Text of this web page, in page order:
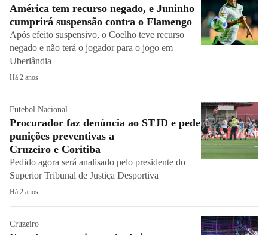
América tem recurso negado, e Juninho
cumprirá suspensão contra o Flamengo
Após efeito suspensivo, o Coelho teve recurso
negado e não terá o jogador para o jogo em
Uberlândia
Há 2 anos
Futebol Nacional
Procurador faz denúncia ao STJD e pede
punições preventivas a
Cruzeiro e Coritiba
Pedido agora será analisado pelo presidente do
Superior Tribunal de Justiça Desportiva
Há 2 anos
Cruzeiro